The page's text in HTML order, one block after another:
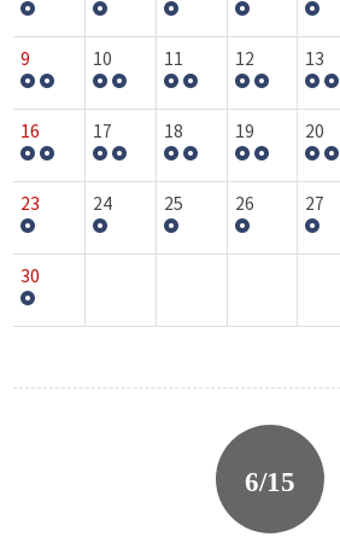
9 10 11 12 13
16 17 18 19 20
23 24 25 26 27
30
6/15